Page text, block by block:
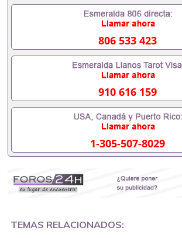
校、转学，甚至是申请工签都可以用到
材料，随时都可以安排办理，毕业证成
内找工作假的毕业证可以用吗
成绩单可以办学历认证吗551190476要
办理什么材料551190476入职事业单位/
证会查吗551190476入职国企/事业单位
料551190476办理假毕业证在国内能用吗
毕业证怎么办, 毕业证丢了怎么办, 没有
办理毕业证,没毕业可以办学历认证吗,您
途辍学、挂科而没有正常毕业
递交材料不齐而被拒之门外551190476
常毕业而导致回国得不到教育部认证在
读了,成绩不理想毕不了业怎么办
如何办理本科/硕士毕业证551190476网
吗551190476哪里可以买国外文凭
可以制作美国毕业证551190476哪里可以
806 533 423
910 616 159
1-305-507-8029
TEMAS RELACIONADOS: